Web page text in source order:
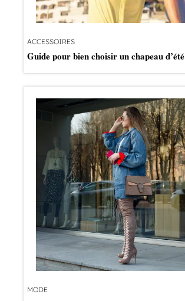
ACCESSOIRES
Guide pour bien choisir un chapeau d’été
MODE